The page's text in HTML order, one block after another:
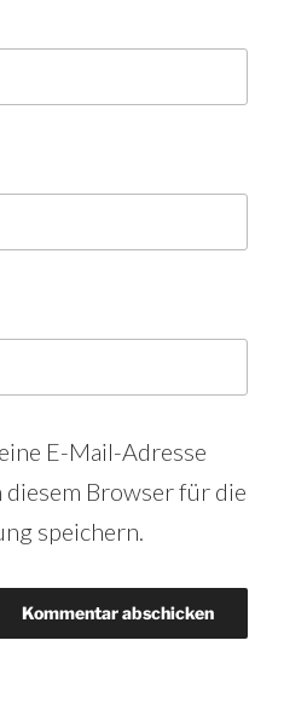
E-Mail-Adresse
Browser für die
speichern.